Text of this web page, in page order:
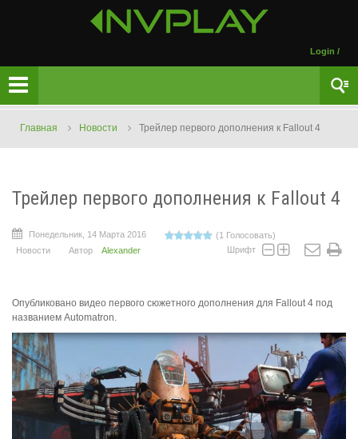
Login /
Главная Новости Трейлер первого дополнения к Fallout 4
Трейлер первого дополнения к Fallout 4
Понедельник, 14 Марта 2016
(1 Голосовать)
Новости
Автор Alexander Шрифт
Опубликовано видео первого сюжетного дополнения для Fallout 4 под
названием Automatron.